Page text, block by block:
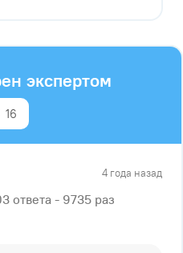
экспертом
16
4 года назад
ответа - 9735 раз